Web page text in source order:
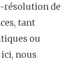
résolution de
tant
ou
nous